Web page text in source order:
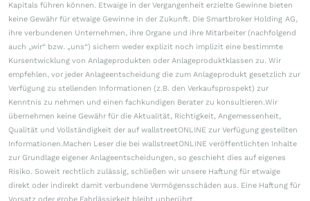
Kapitals führen können. Etwaige in der Vergangenheit erzielte Gewinne bieten
keine Gewähr für etwaige Gewinne in der Zukunft. Die Smartbroker Holding AG,
ihre verbundenen Unternehmen, ihre Organe und ihre Mitarbeiter (nachfolgend
auch „wir“ bzw. „uns“) sichern weder explizit noch implizit eine bestimmte
Kursentwicklung von Anlageprodukten oder Anlageproduktklassen zu. Wir
empfehlen, vor jeder Anlageentscheidung die zum Anlageprodukt gesetzlich zur
Verfügung zu stellenden Informationen (z.B. den Verkaufsprospekt) zur
Kenntnis zu nehmen und einen fachkundigen Berater zu konsultieren.Wir
übernehmen keine Gewähr für die Aktualität, Richtigkeit, Angemessenheit,
Qualität und Vollständigkeit der auf wallstreetONLINE zur Verfügung gestellten
Informationen.Machen Leser die bei wallstreetONLINE veröffentlichten Inhalte
zur Grundlage eigener Anlageentscheidungen, so geschieht dies auf eigenes
Risiko. Soweit rechtlich zulässig, schließen wir unsere Haftung für etwaige
direkt oder indirekt damit verbundene Vermögensschäden aus. Eine Haftung für